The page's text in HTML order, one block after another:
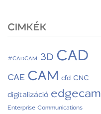
CIMKÉK
#CADCAM 3DCAD
CAE CAM cfd CNC
digitalizáció edgecam
Enterprise Communications